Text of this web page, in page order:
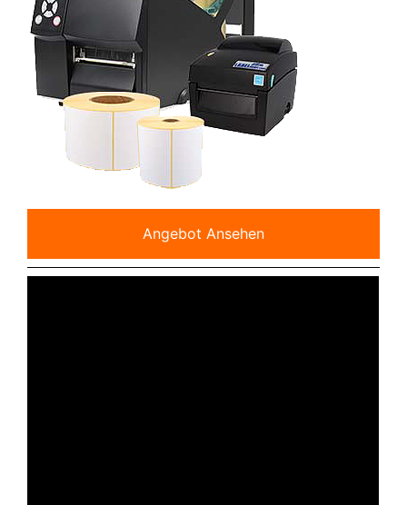
Angebot Ansehen